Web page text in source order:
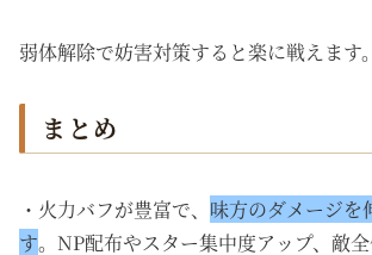
弱体解除で妨害対策すると楽に戦えます。
まとめ
・火力バフが豊富で、 味方のダメージを
す。NP配布やスター集中度アップ、敵